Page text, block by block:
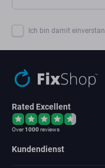
Ich bin damit
Rated Excellent
Over1000reviews
Kundendienst